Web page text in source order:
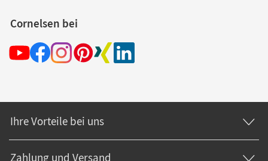
Cornelsen bei
Ihre Vorteile bei uns
Zahlung und Versand